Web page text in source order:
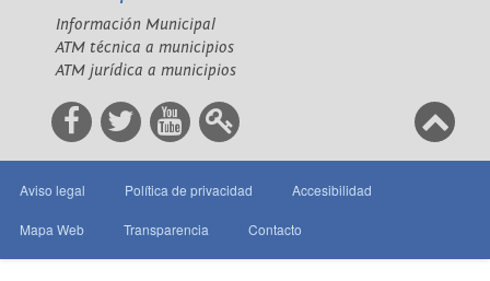
Información Municipal
ATM técnica a municipios
ATM jurídica a municipios
Aviso legal Política de privacidad Accesibilidad
Mapa Web Transparencia Contacto